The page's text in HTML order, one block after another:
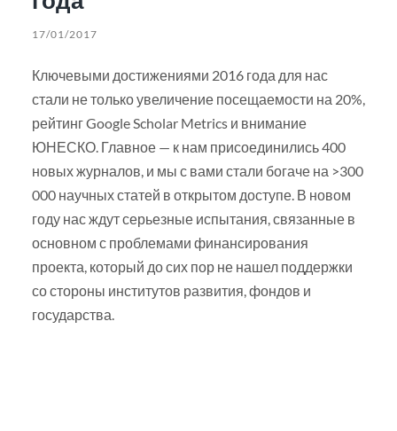
17/01/2017
Ключевыми достижениями 2016 года для нас
стали не только увеличение посещаемости на 20%,
рейтинг Google Scholar Metrics и внимание
ЮНЕСКО. Главное — к нам присоединились 400
новых журналов, и мы с вами стали богаче на >300
000 научных статей в открытом доступе. В новом
году нас ждут серьезные испытания, связанные в
основном с проблемами финансирования
проекта, который до сих пор не нашел поддержки
со стороны институтов развития, фондов и
государства.